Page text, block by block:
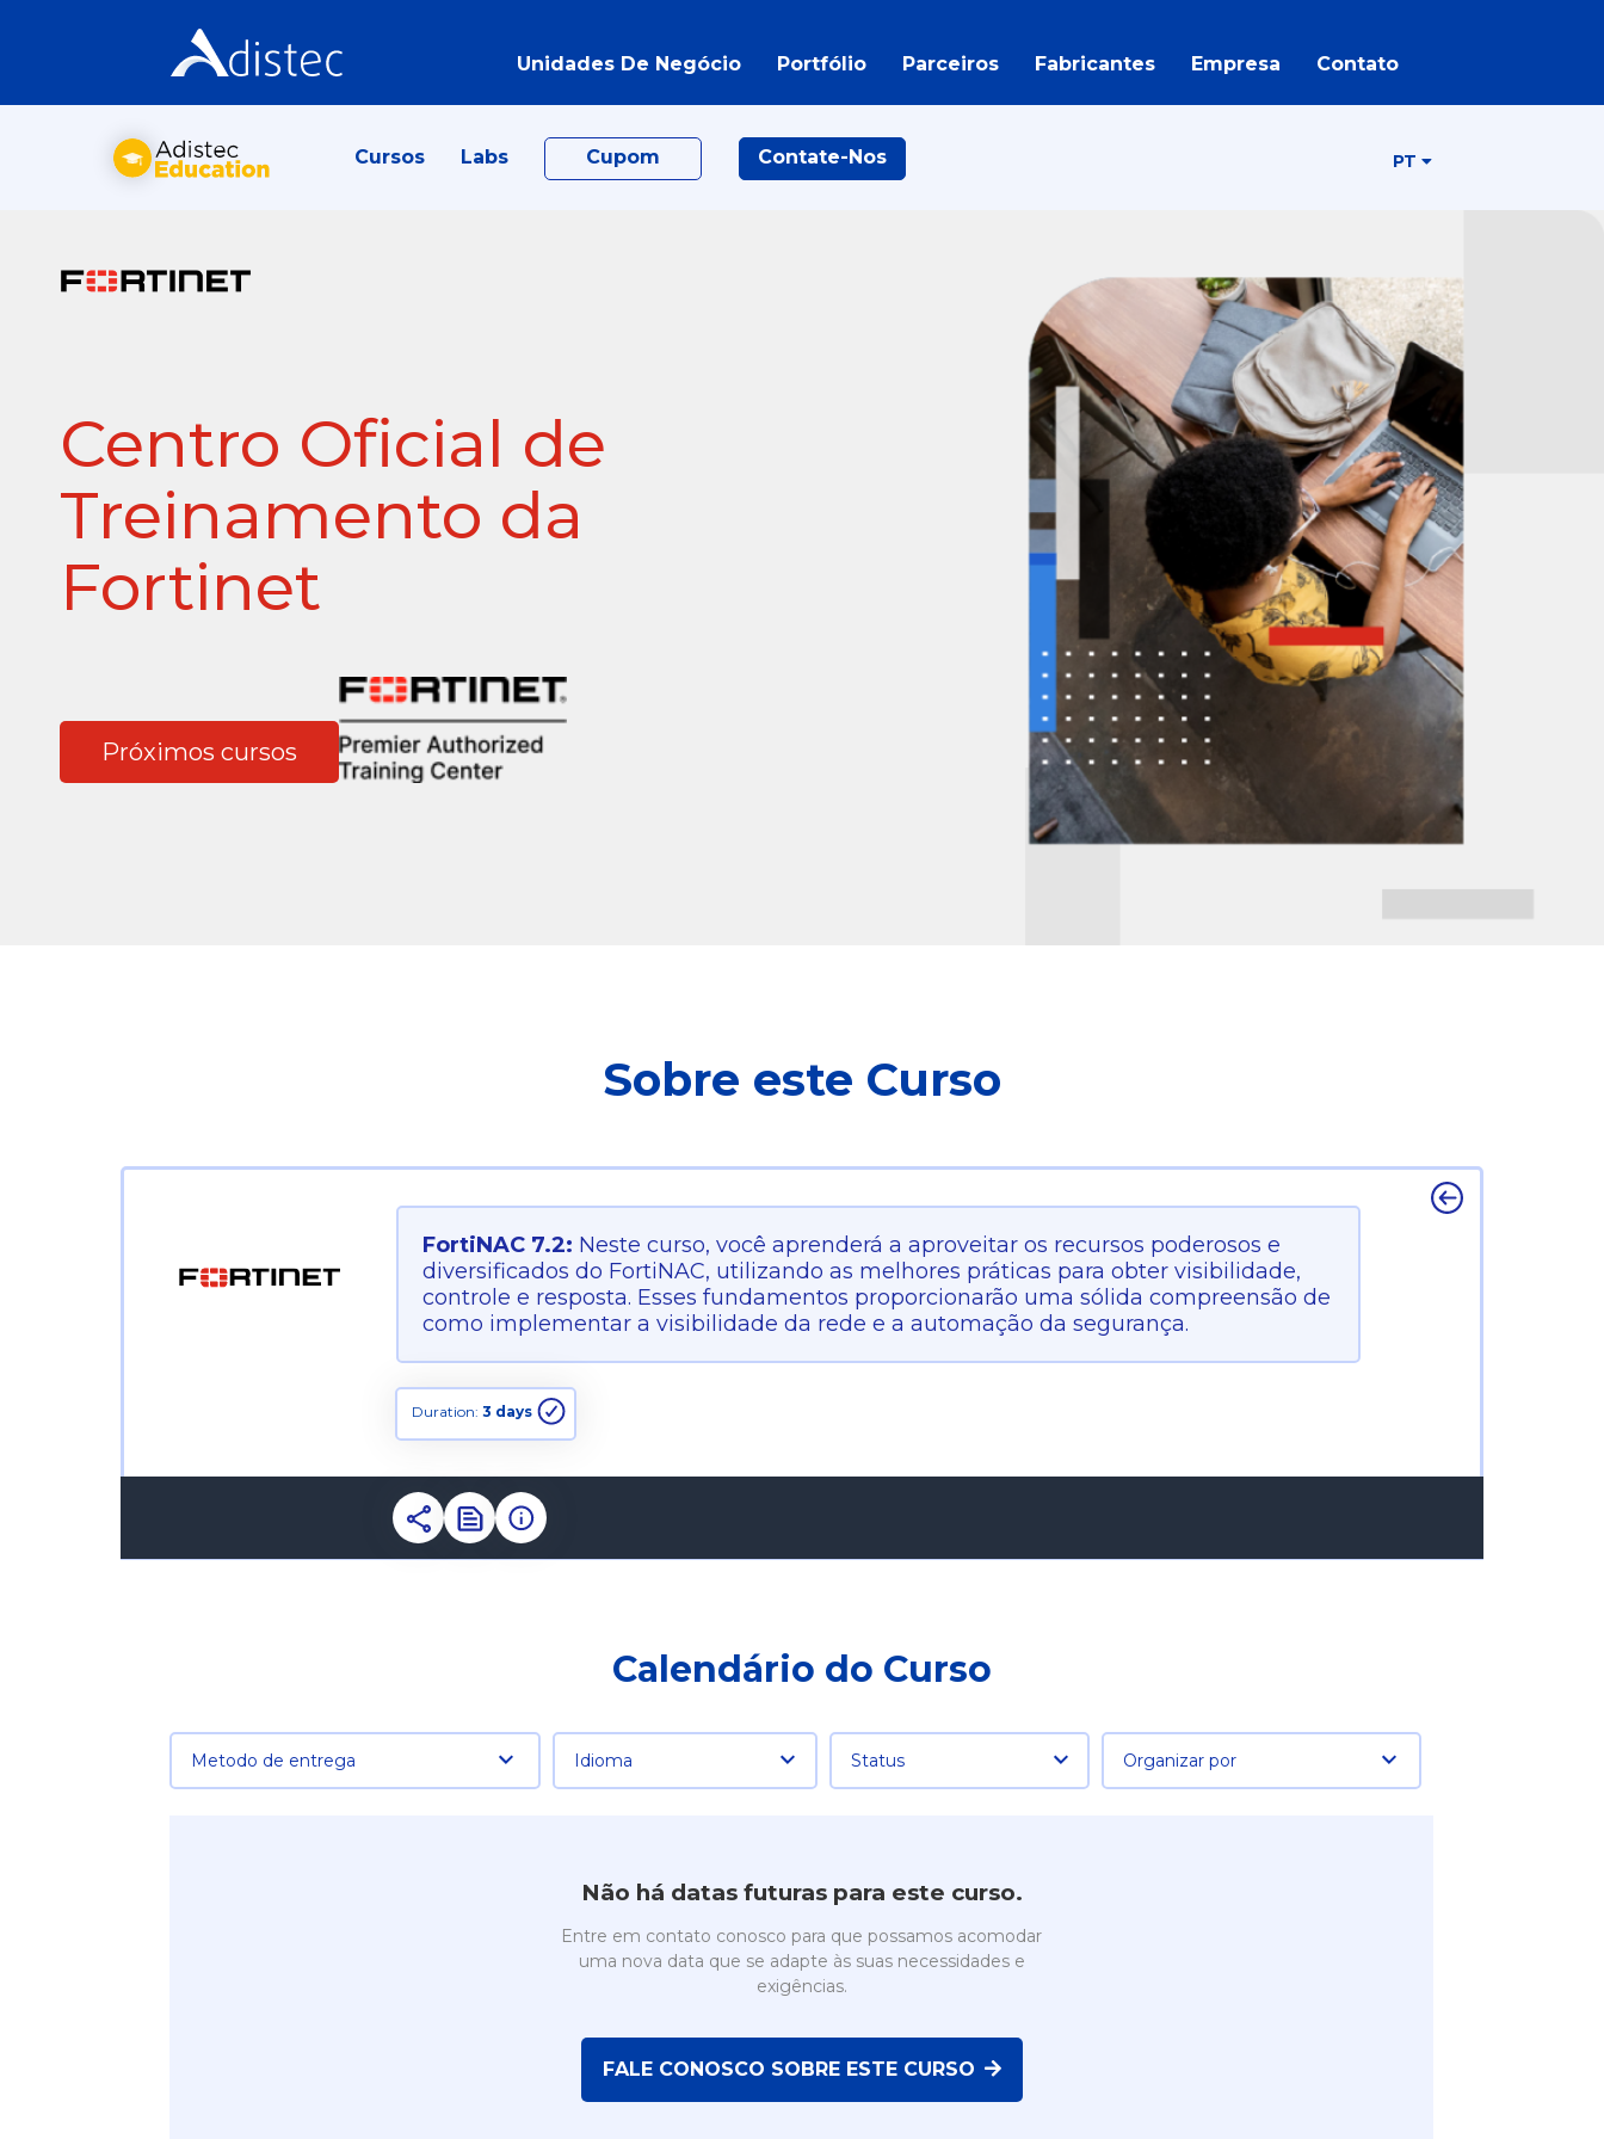
Unidades De Negócio Portfólio Parceiros Fabricantes Empresa Contato
Cursos Labs Cupom Contate-Nos PT
Centro Oficial de
Treinamento da
Fortinet
Próximos cursos
Sobre este Curso
FortiNAC 7.2: Neste curso, você aprenderá a aproveitar os recursos poderosos e
diversificados do FortiNAC, utilizando as melhores práticas para obter visibilidade,
controle e resposta. Esses fundamentos proporcionarão uma sólida compreensão de
como implementar a visibilidade da rede e a automação da segurança.
Duration: 3 days
Calendário do Curso
Metodo de entrega Idioma Status Organizar por
Não há datas futuras para este curso.
Entre em contato conosco para que possamos acomodar
uma nova data que se adapte às suas necessidades e
exigências.
FALE CONOSCO SOBRE ESTE CURSO